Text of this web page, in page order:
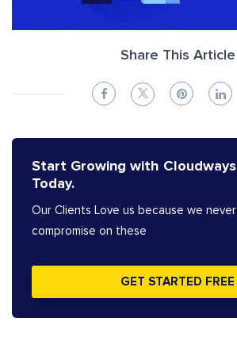
Share This Article
Start Growing with Cloudways
Today.
Our Clients Love us because we never
compromise on these
GET STARTED FREE